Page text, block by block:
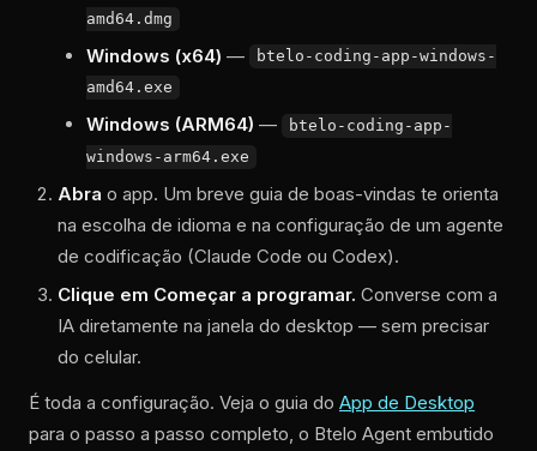
amd64.dmg
Windows (x64) —
btelo-coding-app-windows-
amd64.exe
Windows (ARM64) —
btelo-coding-app-
windows-arm64.exe
Abra o app. Um breve guia de boas-vindas te orienta
na escolha de idioma e na configuração de um agente
de codificação (Claude Code ou Codex).
Clique em Começar a programar. Converse com a
IA diretamente na janela do desktop — sem precisar
do celular.
É toda a configuração. Veja o guia do App de Desktop
para o passo a passo completo, o Btelo Agent embutido